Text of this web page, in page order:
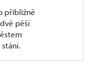
přibližně
pěší